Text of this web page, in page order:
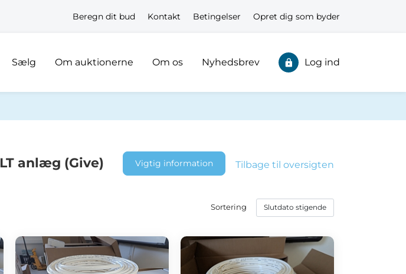
Beregn dit bud Kontakt Betingelser Opret dig som byder
Sælg Om auktionerne Om os Nyhedsbrev Log ind
Tilbage til oversigten
anlæg (Give) Vigtig information
Sortering